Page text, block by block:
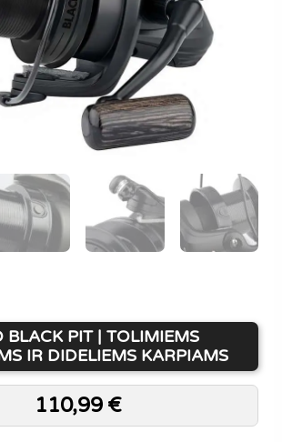
BLACK PIT | TOLIMIEMS
IR DIDELIEMS KARPIAMS
110,99 €